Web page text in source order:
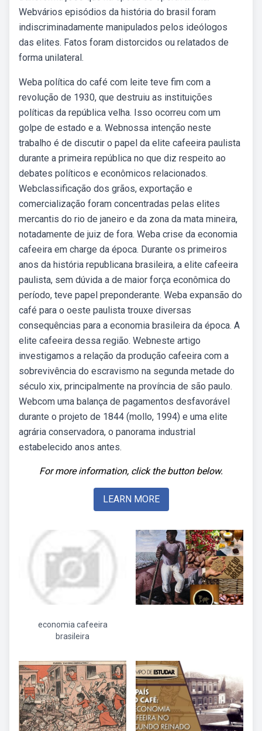
Webvários episódios da história do brasil foram
indiscriminadamente manipulados pelos ideólogos
das elites. Fatos foram distorcidos ou relatados de
forma unilateral.
Weba política do café com leite teve fim com a
revolução de 1930, que destruiu as instituições
políticas da república velha. Isso ocorreu com um
golpe de estado e a. Webnossa intenção neste
trabalho é de discutir o papel da elite cafeeira paulista
durante a primeira república no que diz respeito ao
debates políticos e econômicos relacionados.
Webclassificação dos grãos, exportação e
comercialização foram concentradas pelas elites
mercantis do rio de janeiro e da zona da mata mineira,
notadamente de juiz de fora. Weba crise da economia
cafeeira em charge da época. Durante os primeiros
anos da história republicana brasileira, a elite cafeeira
paulista, sem dúvida a de maior força econômica do
período, teve papel preponderante. Weba expansão do
café para o oeste paulista trouxe diversas
consequências para a economia brasileira da época. A
elite cafeeira dessa região. Webneste artigo
investigamos a relação da produção cafeeira com a
sobrevivência do escravismo na segunda metade do
século xix, principalmente na província de são paulo.
Webcom uma balança de pagamentos desfavorável
durante o projeto de 1844 (mollo, 1994) e uma elite
agrária conservadora, o panorama industrial
estabelecido anos antes.
For more information, click the button below.
LEARN MORE
economia cafeeira
brasileira